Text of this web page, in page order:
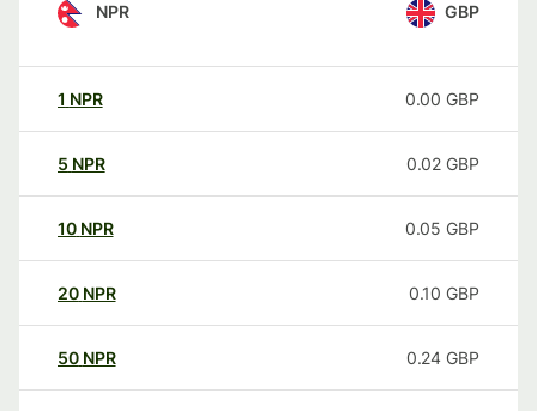
NPR GBP
1 NPR 0.00 GBP
5 NPR 0.02 GBP
10 NPR 0.05 GBP
20 NPR 0.10 GBP
50 NPR 0.24 GBP